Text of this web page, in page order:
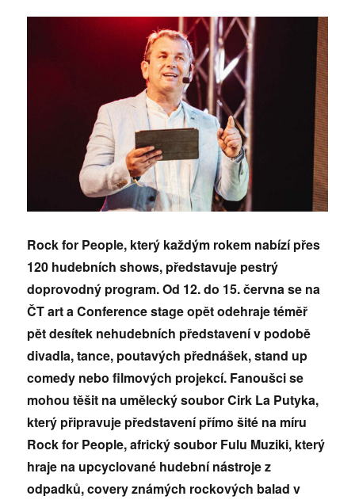
Rock for People, který každým rokem nabízí přes
120 hudebních shows, představuje pestrý
doprovodný program. Od 12. do 15. června se na
ČT art a Conference stage opět odehraje téměř
pět desítek nehudebních představení v podobě
divadla, tance, poutavých přednášek, stand up
comedy nebo filmových projekcí. Fanoušci se
mohou těšit na umělecký soubor Cirk La Putyka,
který připravuje představení přímo šité na míru
Rock for People, africký soubor Fulu Muziki, který
hraje na upcyclované hudební nástroje z
odpadků, covery známých rockových balad v